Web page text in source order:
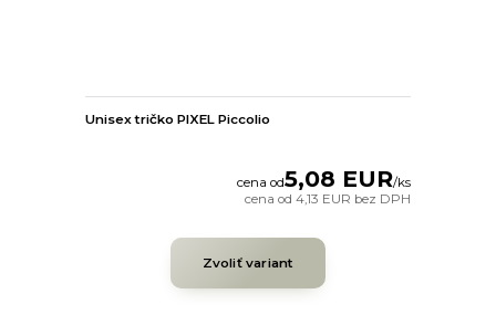
Unisex tričko PIXEL Piccolio
cena od5,08 EUR/ks
cena od4,13 EUR bez DPH
Zvoliť variant